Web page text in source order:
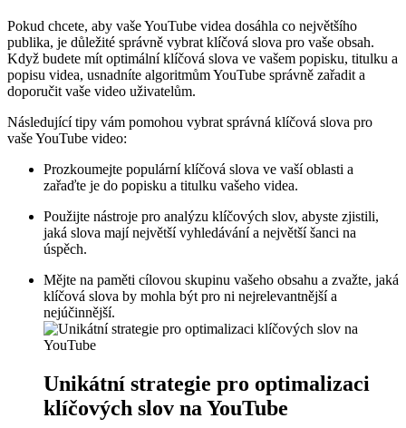
Pokud chcete, aby vaše YouTube videa dosáhla co největšího
publika, je důležité správně vybrat klíčová slova pro vaše obsah.
Když budete mít optimální klíčová slova ve vašem popisku, titulku a
popisu videa, usnadníte algoritmům YouTube správně zařadit a
doporučit vaše video uživatelům.
Následující tipy vám pomohou vybrat správná klíčová slova pro
vaše YouTube video:
Prozkoumejte populární klíčová slova ve vaší oblasti a
zařaďte je do popisku a titulku vašeho videa.
Použijte nástroje pro analýzu klíčových slov, abyste zjistili,
jaká slova mají největší vyhledávání a největší šanci na
úspěch.
Mějte na paměti cílovou skupinu vašeho obsahu a zvažte, jaká
klíčová slova by mohla být pro ni nejrelevantnější a
nejúčinnější.
Unikátní strategie pro optimalizaci
klíčových slov na YouTube